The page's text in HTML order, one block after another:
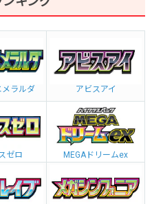
メラルダ アビスアイ
ゼロ MEGAドリームex